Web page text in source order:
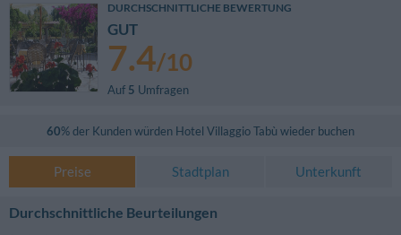
DURCHSCHNITTLICHE BEWERTUNG
GUT
7.4/10
Auf 5 Umfragen
60% der Kunden würden Hotel Villaggio Tabù wieder buchen
Preise Stadtplan Unterkunft
Durchschnittliche Beurteilungen